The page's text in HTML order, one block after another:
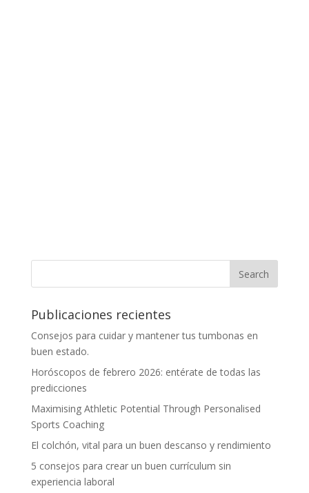
Publicaciones recientes
Consejos para cuidar y mantener tus tumbonas en
buen estado.
Horóscopos de febrero 2026: entérate de todas las
predicciones
Maximising Athletic Potential Through Personalised
Sports Coaching
El colchón, vital para un buen descanso y rendimiento
5 consejos para crear un buen currículum sin
experiencia laboral